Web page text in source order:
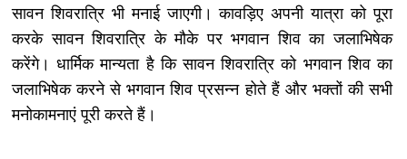
सावन शिवरात्रि भी मनाई जाएगी। कावड़िए अपनी यात्रा को पूरा
करके सावन शिवरात्रि के मौके पर भगवान शिव का जलाभिषेक
करेंगे। धार्मिक मान्यता है कि सावन शिवरात्रि को भगवान शिव का
जलाभिषेक करने से भगवान शिव प्रसन्न होते हैं और भक्तों की सभी
मनोकामनाएं पूरी करते हैं।